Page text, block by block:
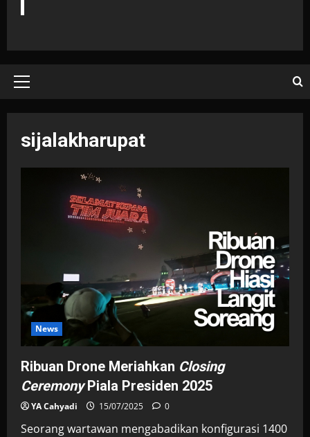
Primary
sijalakharupat
News
Ribuan Drone Meriahkan Closing
CeremonyPiala Presiden 2025
YA Cahyadi 15/07/2025 0
Seorang wartawan mengabadikan konfigurasi 1400